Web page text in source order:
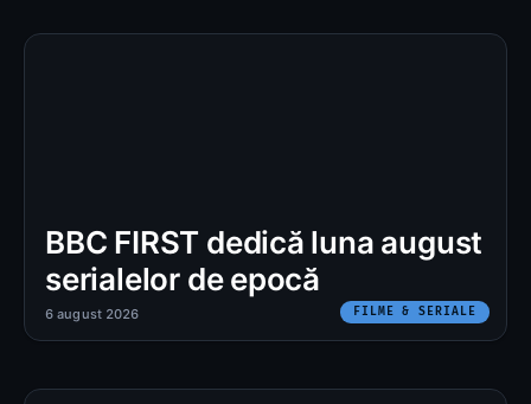
BBC FIRST dedică luna august
serialelor de epocă
FILME & SERIALE
6 august 2026